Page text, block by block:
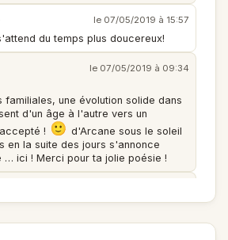
le 07/05/2019 à 15:57
du temps plus doucereux!
le 07/05/2019 à 09:34
familiales, une évolution solide dans
d'un âge à l'autre vers un
!
d'Arcane sous le soleil
en la suite des jours s'annonce
… ici ! Merci pour ta jolie poésie !